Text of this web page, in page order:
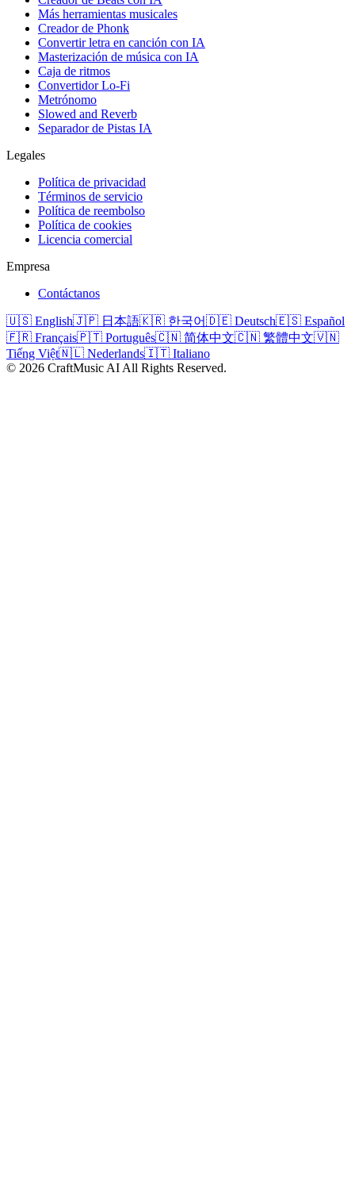
Más herramientas musicales
Creador de Phonk
Convertir letra en canción con IA
Masterización de música con IA
Caja de ritmos
Convertidor Lo-Fi
Metrónomo
Slowed and Reverb
Separador de Pistas IA
Legales
Política de privacidad
Términos de servicio
Política de reembolso
Política de cookies
Licencia comercial
Empresa
Contáctanos
🇺🇸 English🇯🇵 日本語🇰🇷 한국어🇩🇪 Deutsch🇪🇸 Español
🇫🇷 Français🇵🇹 Português🇨🇳 简体中文🇨🇳 繁體中文🇻🇳
Tiếng Việt🇳🇱 Nederlands🇮🇹 Italiano
© 2026 CraftMusic AI All Rights Reserved.